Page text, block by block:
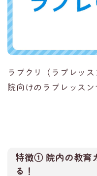
ラプクリ（ラプレッ
院向けのラプレッスン
特徴① 院内の教育
る！